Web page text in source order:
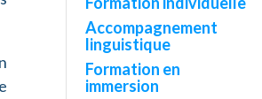
Accompagnement
linguistique
Formation en
immersion